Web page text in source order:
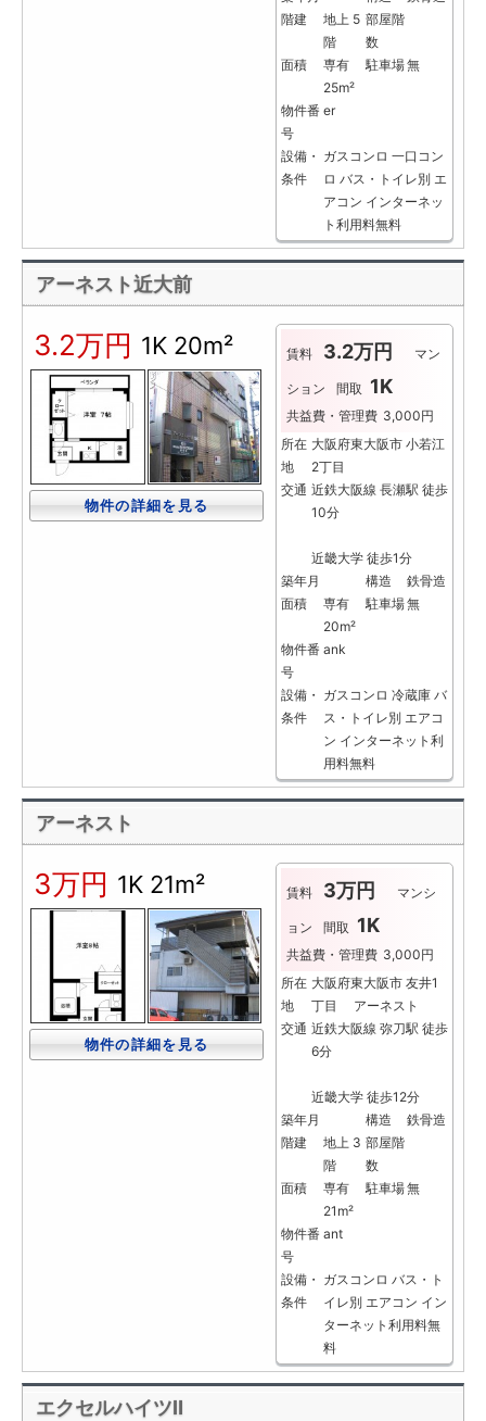
階建
地上 5
階
部屋階
数
面積
専有
25m²
駐車場無
物件番
号
er
設備・
条件
ガスコンロ 一口コン
ロ バス・トイレ別 エ
アコン インターネッ
ト利用料無料
アーネスト近大前
3.2万円 1K 20m²
物件の詳細を見る
賃料 3.2万円 マン
ション 間取 1K
共益費・管理費 3,000円
所在
地
大阪府東大阪市 小若江
2丁目
交通 近鉄大阪線 長瀬駅 徒歩
10分
近畿大学 徒歩1分
築年月
構造
鉄骨造
面積
専有
20m²
駐車場無
物件番
号
ank
設備・
条件
ガスコンロ 冷蔵庫 バ
ス・トイレ別 エアコ
ン インターネット利
用料無料
アーネスト
3万円 1K 21m²
物件の詳細を見る
賃料 3万円 マンシ
ョン 間取 1K
共益費・管理費 3,000円
所在
地
大阪府東大阪市 友井1
丁目 アーネスト
交通 近鉄大阪線 弥刀駅 徒歩
6分
近畿大学 徒歩12分
築年月
構造
鉄骨造
階建
地上 3
階
部屋階
数
面積
専有
21m²
駐車場無
物件番
号
ant
設備・
条件
ガスコンロ バス・ト
イレ別 エアコン イン
ターネット利用料無
料
エクセルハイツⅡ